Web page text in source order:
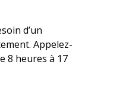
d’un
Appelez-
8 heures à 17